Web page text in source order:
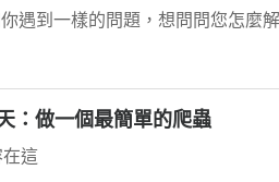
遇到一樣的問題，想問問您怎麼解
：做一個最簡單的爬蟲
這